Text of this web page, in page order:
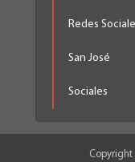
Redes
San José
Sociales
Copyright